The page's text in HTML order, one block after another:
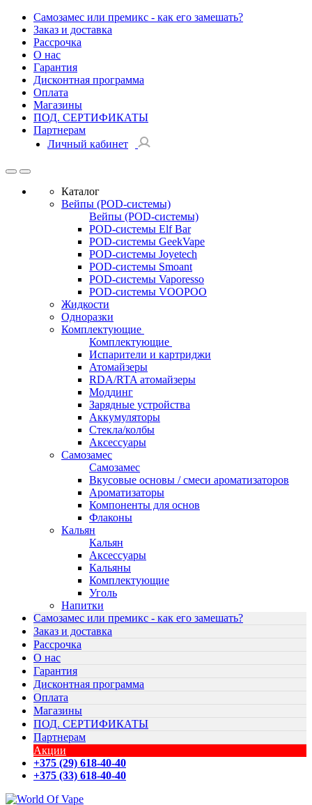
Самозамес или премикс - как его замешать?
Заказ и доставка
Рассрочка
О нас
Гарантия
Дисконтная программа
Оплата
Магазины
ПОД. СЕРТИФИКАТЫ
Партнерам
Личный кабинет
Каталог
Вейпы (POD-системы)
Вейпы (POD-системы)
POD-системы Elf Bar
POD-системы GeekVape
POD-системы Joyetech
POD-системы Smoant
POD-системы Vaporesso
POD-системы VOOPOO
Жидкости
Одноразки
Комплектующие
Комплектующие
Испарители и картриджи
Атомайзеры
RDA/RTA атомайзеры
Моддинг
Зарядные устройства
Аккумуляторы
Стекла/колбы
Аксессуары
Самозамес
Самозамес
Вкусовые основы / смеси ароматизаторов
Ароматизаторы
Компоненты для основ
Флаконы
Кальян
Кальян
Аксессуары
Кальяны
Комплектующие
Уголь
Напитки
Самозамес или премикс - как его замешать?
Заказ и доставка
Рассрочка
О нас
Гарантия
Дисконтная программа
Оплата
Магазины
ПОД. СЕРТИФИКАТЫ
Партнерам
Акции
+375 (29) 618-40-40
+375 (33) 618-40-40